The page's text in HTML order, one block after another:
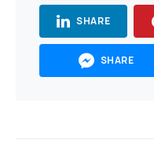
SHARE
SHARE